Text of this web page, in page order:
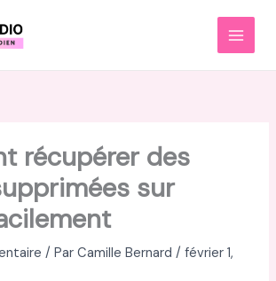
MAIN
récupérer des
sur
/ ParCamille Bernard/février 1,